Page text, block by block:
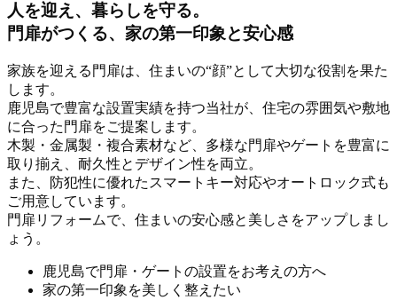
人を迎え、暮らしを守る。
門扉がつくる、家の第一印象と安心感
家族を迎える門扉は、住まいの“顔”として大切な役割を果た
します。
鹿児島で豊富な設置実績を持つ当社が、住宅の雰囲気や敷地
に合った門扉をご提案します。
木製・金属製・複合素材など、多様な門扉やゲートを豊富に
取り揃え、耐久性とデザイン性を両立。
また、防犯性に優れたスマートキー対応やオートロック式も
ご用意しています。
門扉リフォームで、住まいの安心感と美しさをアップしまし
ょう。
鹿児島で門扉・ゲートの設置をお考えの方へ
家の第一印象を美しく整えたい